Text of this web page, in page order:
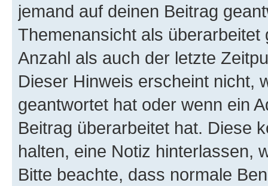
jemand auf deinen Beitrag
Themenansicht als
Anzahl als auch der letzte
Dieser Hinweis erscheint nicht,
geantwortet hat oder wenn ein
Beitrag überarbeitet hat. Diese
halten, eine Notiz hinterlassen,
Bitte beachte, dass normale